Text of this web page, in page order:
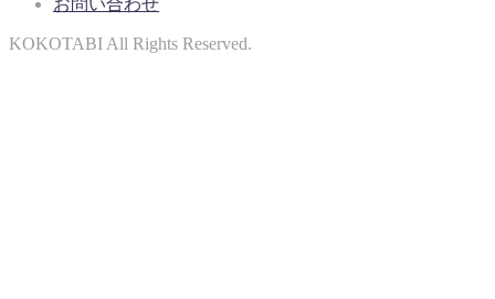
お問い合わせ
KOKOTABI All Rights Reserved.